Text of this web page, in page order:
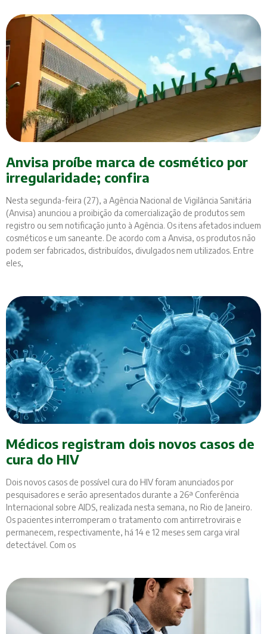
Anvisa proíbe marca de cosmético por
irregularidade; confira
Nesta segunda-feira (27), a Agência Nacional de Vigilância Sanitária
(Anvisa) anunciou a proibição da comercialização de produtos sem
registro ou sem notificação junto à Agência. Os itens afetados incluem
cosméticos e um saneante. De acordo com a Anvisa, os produtos não
podem ser fabricados, distribuídos, divulgados nem utilizados. Entre
eles,
Médicos registram dois novos casos de
cura do HIV
Dois novos casos de possível cura do HIV foram anunciados por
pesquisadores e serão apresentados durante a 26ª Conferência
Internacional sobre AIDS, realizada nesta semana, no Rio de Janeiro.
Os pacientes interromperam o tratamento com antirretrovirais e
permanecem, respectivamente, há 14 e 12 meses sem carga viral
detectável. Com os